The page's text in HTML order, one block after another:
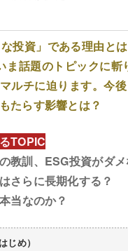
投資」である理由と
ま話題のトピックに
ルチに迫ります。今
たらす影響とは？
TOPIC
教訓、ESG投資がダ
さらに長期化する？
当なのか？
じめ）